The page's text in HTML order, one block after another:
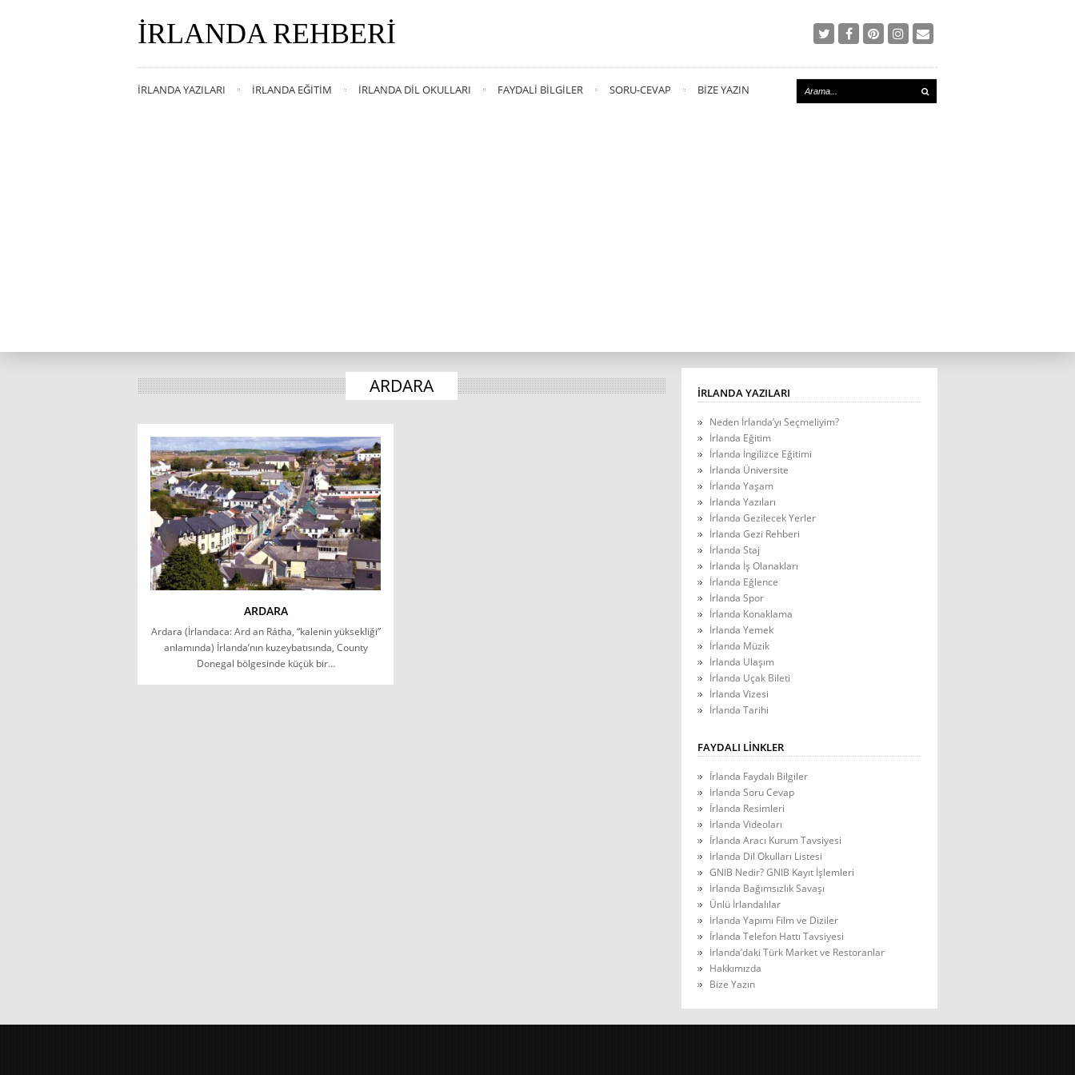
İRLANDA REHBERI
İRLANDA YAZILARI İRLANDA EĞITIM İRLANDA DIL OKULLARI FAYDALI BILGILER SORU-CEVAP BIZE YAZIN
ARDARA
ARDARA
Ardara (İrlandaca: Ard an Rátha, “kalenin yüksekliği”
anlamında) İrlanda’nın kuzeybatısında, County
Donegal bölgesinde küçük bir…
İRLANDA YAZILARI
Neden İrlanda’yı Seçmeliyim?
İrlanda Eğitim
İrlanda İngilizce Eğitimi
İrlanda Üniversite
İrlanda Yaşam
İrlanda Yazıları
İrlanda Gezilecek Yerler
İrlanda Gezi Rehberi
İrlanda Staj
İrlanda İş Olanakları
İrlanda Eğlence
İrlanda Spor
İrlanda Konaklama
İrlanda Yemek
İrlanda Müzik
İrlanda Ulaşım
İrlanda Uçak Bileti
İrlanda Vizesi
İrlanda Tarihi
FAYDALI LINKLER
İrlanda Faydalı Bilgiler
İrlanda Soru Cevap
İrlanda Resimleri
İrlanda Videoları
İrlanda Aracı Kurum Tavsiyesi
İrlanda Dil Okulları Listesi
GNIB Nedir? GNIB Kayıt İşlemleri
İrlanda Bağımsızlık Savaşı
Ünlü İrlandalılar
İrlanda Yapımı Film ve Diziler
İrlanda Telefon Hattı Tavsiyesi
İrlanda’daki Türk Market ve Restoranlar
Hakkımızda
Bize Yazın